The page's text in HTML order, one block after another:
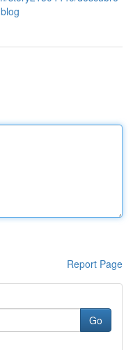
Report Page
Go